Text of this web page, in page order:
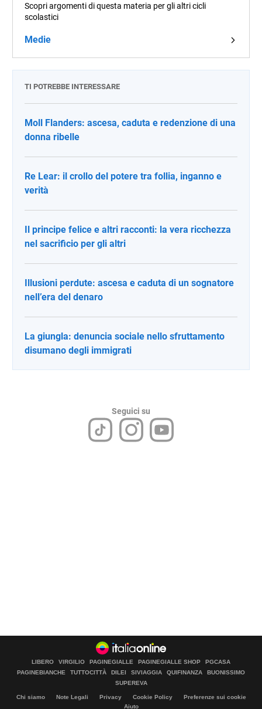
Scopri argomenti di questa materia per gli altri cicli
scolastici
Medie
TI POTREBBE INTERESSARE
Moll Flanders: ascesa, caduta e redenzione di una
donna ribelle
Re Lear: il crollo del potere tra follia, inganno e
verità
Il principe felice e altri racconti: la vera ricchezza
nel sacrificio per gli altri
Illusioni perdute: ascesa e caduta di un sognatore
nell’era del denaro
La giungla: denuncia sociale nello sfruttamento
disumano degli immigrati
Seguici su
LIBERO VIRGILIO PAGINEGIALLE PAGINEGIALLE SHOP
PGCASA
PAGINEBIANCHE
TUTTOCITTÀ DILEI SIVIAGGIA QUIFINANZA
BUONISSIMO
SUPEREVA
Chi siamo Note Legali Privacy Cookie Policy
Preferenze sui cookie
Aiuto